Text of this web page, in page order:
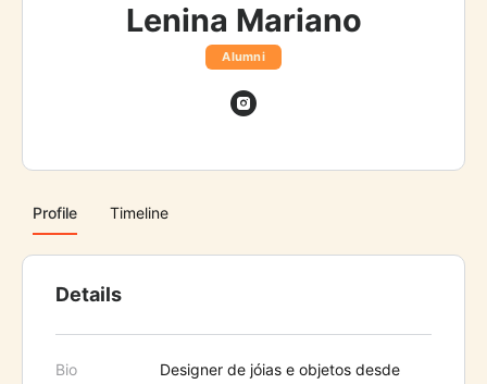
Lenina Mariano
Alumni
Profile Timeline
Details
Bio Designer de jóias e objetos desde